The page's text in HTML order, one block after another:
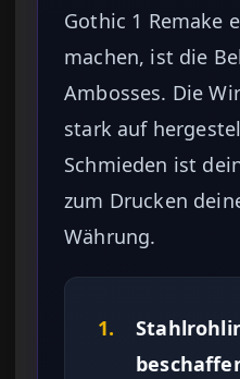
Gothic 1 Remake
machen, ist die
Ambosses. Die
stark auf
Schmieden ist
zum Drucken
Währung.
1.